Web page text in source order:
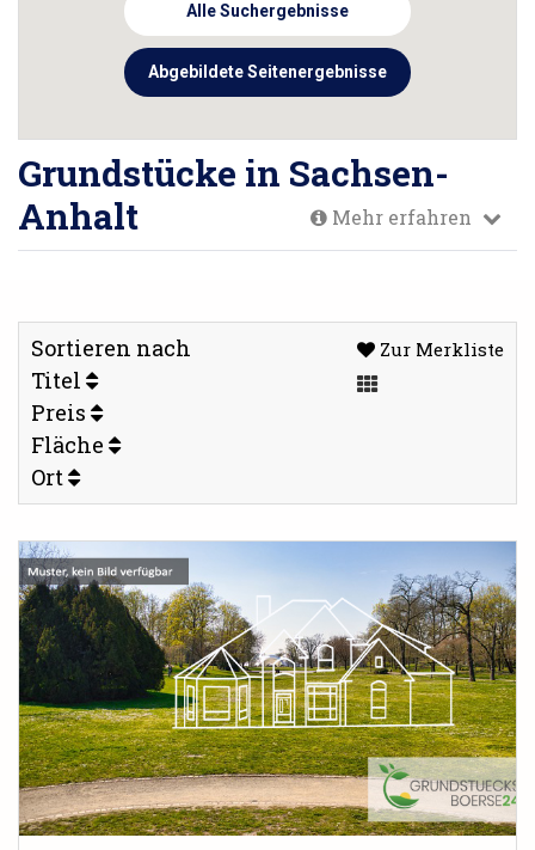
Alle Suchergebnisse
Abgebildete Seitenergebnisse
Grundstücke in Sachsen-
Anhalt
Mehr erfahren
Sortieren nach
Titel
Preis
Fläche
Ort
Zur Merkliste